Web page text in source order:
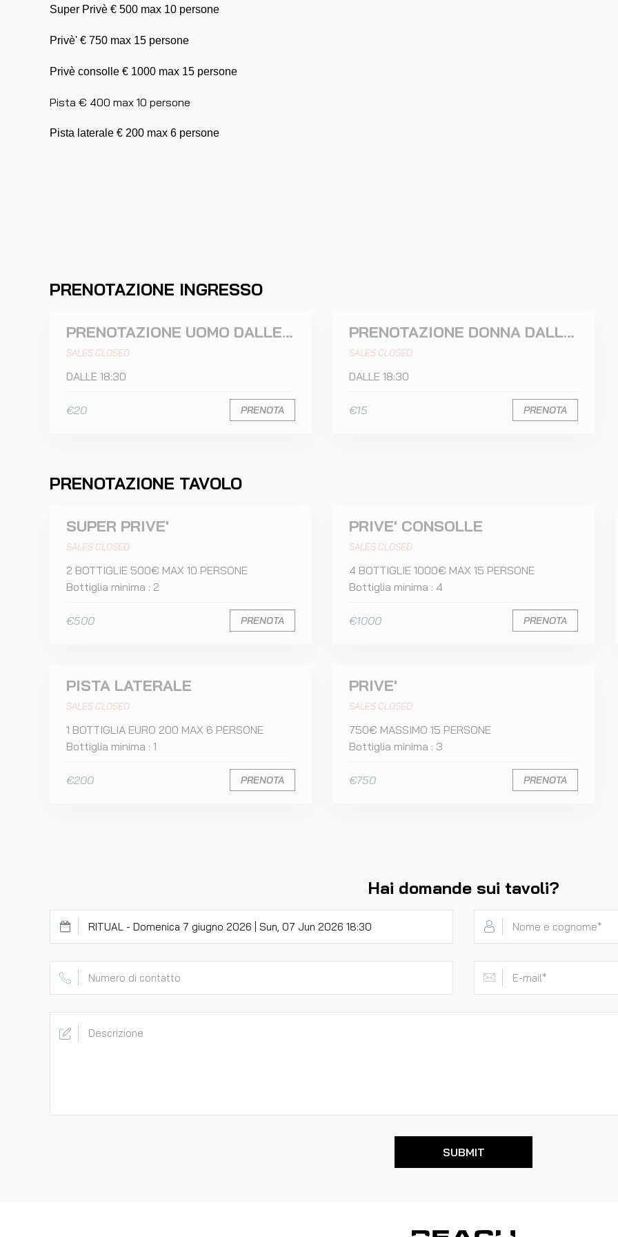
Super Privè € 500 max 10 persone
Privè' € 750 max 15 persone
Privè consolle € 1000 max 15 persone
Pista € 400 max 10 persone
Pista laterale € 200 max 6 persone
PRENOTAZIONE INGRESSO
PRENOTAZIONE UOMO DALLE 18:30
SALES CLOSED
DALLE 18:30
€20 PRENOTA
PRENOTAZIONE DONNA DALLE 18:30
SALES CLOSED
DALLE 18:30
€15 PRENOTA
PRENOTAZIONE TAVOLO
SUPER PRIVE'
SALES CLOSED
2 BOTTIGLIE 500€ MAX 10 PERSONE
Bottiglia minima : 2
€500 PRENOTA
PRIVE' CONSOLLE
SALES CLOSED
4 BOTTIGLIE 1000€ MAX 15 PERSONE
Bottiglia minima : 4
€1000 PRENOTA
PISTA LATERALE
SALES CLOSED
1 BOTTIGLIA EURO 200 MAX 6 PERSONE
Bottiglia minima : 1
€200 PRENOTA
PRIVE'
SALES CLOSED
750€ MASSIMO 15 PERSONE
Bottiglia minima : 3
€750 PRENOTA
Hai domande sui tavoli?